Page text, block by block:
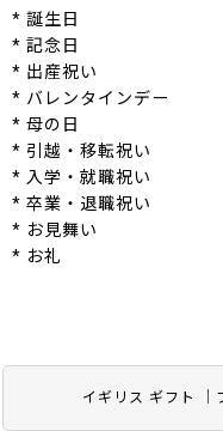
イギリス ギフト ｜
* 誕生日
* 記念日
* 出産祝い
* バレンタインデー
* 母の日
* 引越・移転祝い
* 入学・就職祝い
* 卒業・退職祝い
* お見舞い
* お礼